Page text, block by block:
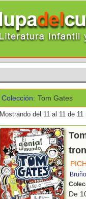
Colección: Tom Gates
Mostrando del 11 al 11 de
Bruño
De